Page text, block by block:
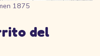
1875
del